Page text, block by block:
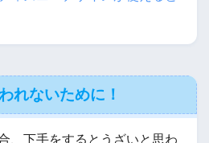
れないために！
、下手をするとうざいと思わ